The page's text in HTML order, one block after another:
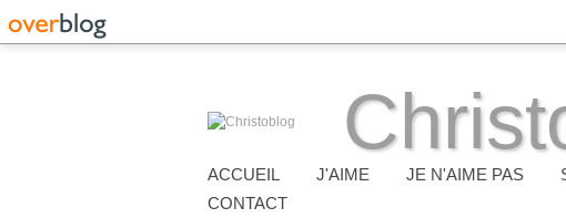
ACCUEIL J'AIME JE N'AIME PAS
CONTACT